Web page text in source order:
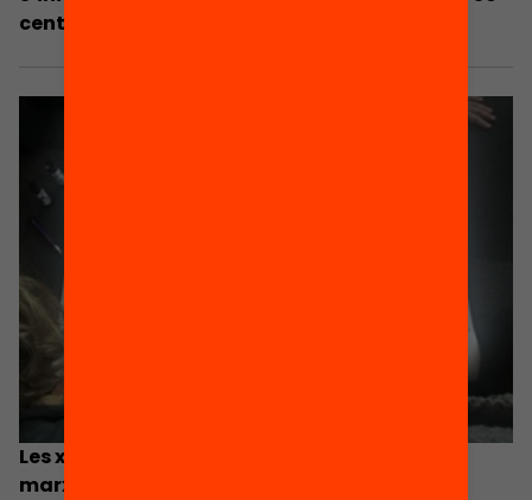
centres d’Escola Nova 21
Les xarxes locals Escola Nova 21 es posen en
marxa